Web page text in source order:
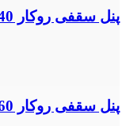
پنل سقفی روکار 40 * 40 ماین
پنل سقفی روکار 60 * 60 ماین